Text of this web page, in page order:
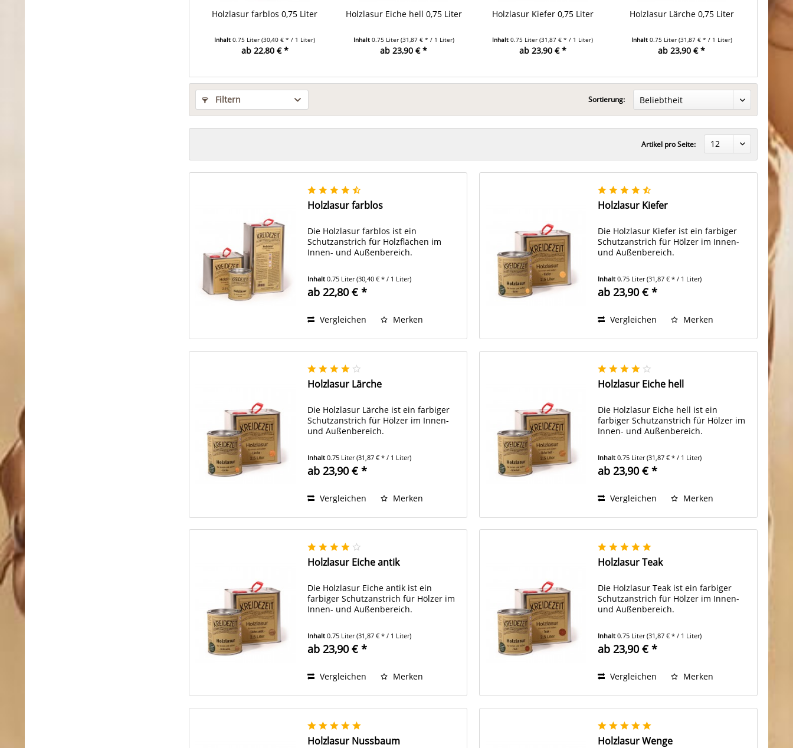
Holzlasur farblos 0,75 Liter
Inhalt0.75 Liter(30,40 € * / 1 Liter)
ab 22,80 € *
Holzlasur Eiche hell 0,75 Liter
Inhalt 0.75 Liter (31,87 € * / 1 Liter)
ab 23,90 € *
Holzlasur Kiefer 0,75 Liter
Inhalt0.75 Liter(31,87 € * / 1 Liter)
ab 23,90 € *
Holzlasur Lärche 0,75 Liter
Inhalt 0.75 Liter (31,87 € * / 1 Liter)
ab 23,90 € *
Filtern Sortierung:
Artikel pro Seite:
Holzlasur farblos
Die Holzlasur farblos ist ein
Schutzanstrich für Holzflächen im
Innen- und Außenbereich.
Inhalt0.75 Liter(30,40 € * / 1 Liter)
ab 22,80 € *
Vergleichen Merken
Holzlasur Kiefer
Die Holzlasur Kiefer ist ein farbiger
Schutzanstrich für Hölzer im Innen-
und Außenbereich.
Inhalt0.75 Liter(31,87 € * / 1 Liter)
ab 23,90 € *
Vergleichen Merken
Holzlasur Lärche
Die Holzlasur Lärche ist ein farbiger
Schutzanstrich für Hölzer im Innen-
und Außenbereich.
Inhalt0.75 Liter(31,87 € * / 1 Liter)
ab 23,90 € *
Vergleichen Merken
Holzlasur Eiche hell
Die Holzlasur Eiche hell ist ein
farbiger Schutzanstrich für Hölzer im
Innen- und Außenbereich.
Inhalt0.75 Liter(31,87 € * / 1 Liter)
ab 23,90 € *
Vergleichen Merken
Holzlasur Eiche antik
Die Holzlasur Eiche antik ist ein
farbiger Schutzanstrich für Hölzer im
Innen- und Außenbereich.
Inhalt0.75 Liter(31,87 € * / 1 Liter)
ab 23,90 € *
Vergleichen Merken
Holzlasur Teak
Die Holzlasur Teak ist ein farbiger
Schutzanstrich für Hölzer im Innen-
und Außenbereich.
Inhalt0.75 Liter(31,87 € * / 1 Liter)
ab 23,90 € *
Vergleichen Merken
Holzlasur Nussbaum Holzlasur Wenge